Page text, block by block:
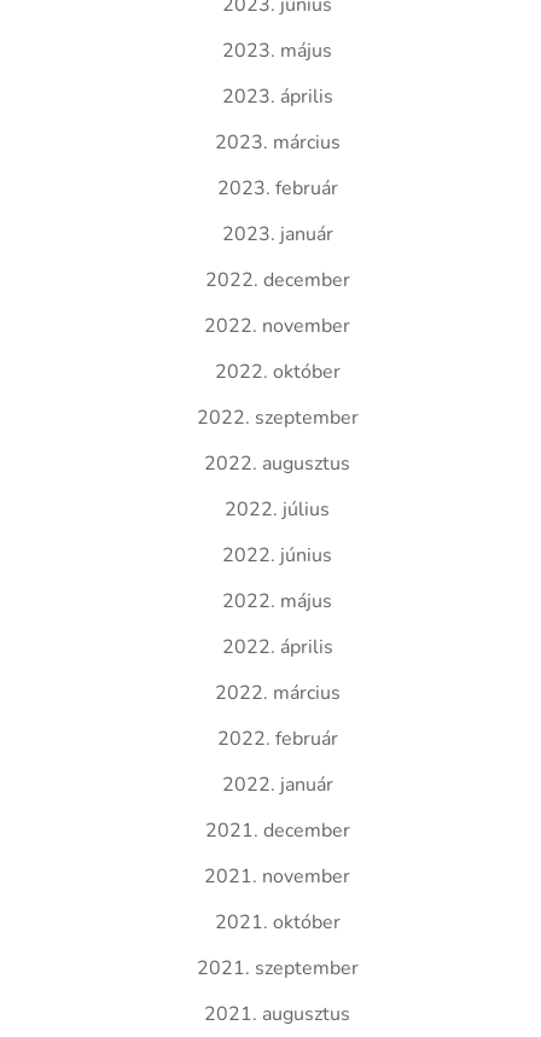
2023. május
2023. április
2023. március
2023. február
2023. január
2022. december
2022. november
2022. október
2022. szeptember
2022. augusztus
2022. július
2022. június
2022. május
2022. április
2022. március
2022. február
2022. január
2021. december
2021. november
2021. október
2021. szeptember
2021. augusztus